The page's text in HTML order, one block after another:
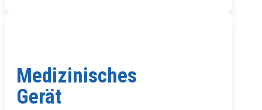
Medizinisches
Gerät